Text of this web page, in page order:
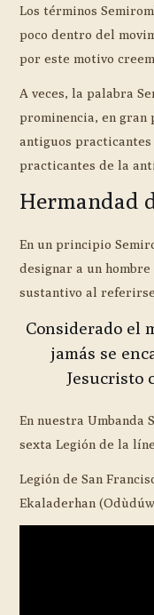
Los términos
poco dentro del
por este motivo
A veces, la palabra
prominencia, en gran
antiguos practicantes
practicantes de la
Hermandad
En un principio
designar a un
sustantivo al referirse
Considerado el
jamás se
Jesucristo
En nuestra Umbanda
sexta Legión de la
Legión de San
Ekaladerhan